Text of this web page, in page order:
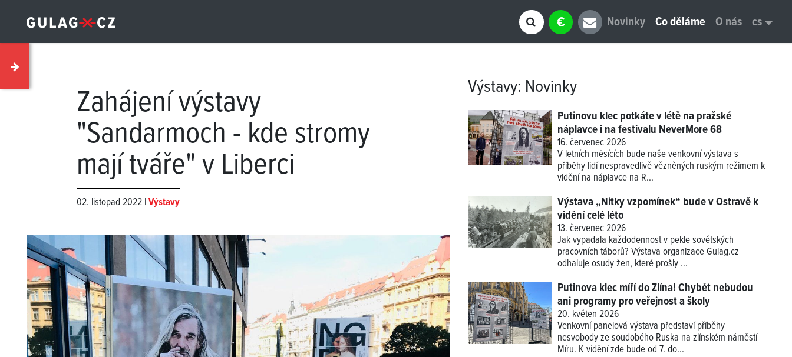
€ Novinky Co děláme O nás cs
Zahájení výstavy
"Sandarmoch - kde stromy
mají tváře" v Liberci
02. listopad 2022 | Výstavy
Výstavy: Novinky
Putinovu klec potkáte v létě na pražské
náplavce i na festivalu NeverMore 68
16. červenec 2026
V letních měsících bude naše venkovní výstava s
příběhy lidí nespravedlivě vězněných ruským režimem k
vidění na náplavce na R...
Výstava „Nitky vzpomínek“ bude v Ostravě k
vidění celé léto
13. červenec 2026
Jak vypadala každodennost v pekle sovětských
pracovních táborů? Výstava organizace Gulag.cz
odhaluje osudy žen, které prošly ...
Putinova klec míří do Zlína! Chybět nebudou
ani programy pro veřejnost a školy
20. květen 2026
Venkovní panelová výstava představí příběhy
nesvobody ze soudobého Ruska na zlínském náměstí
Míru. K vidění zde bude od 7. do...